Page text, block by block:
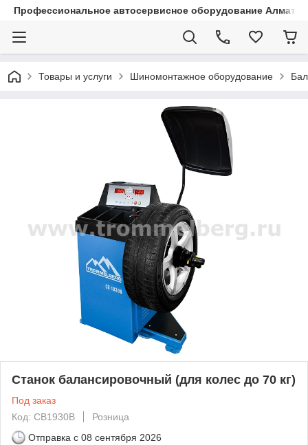
Профессиональное автосервисное оборудование Алматы
Товары и услуги Шиномонтажное оборудование
Cтанок балансировочный (для колес до 70 кг)
Под заказ
Код: CB1930B
Розница
Отправка с 08 сентября 2026